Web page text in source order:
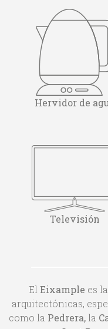
Hervidor de
Televisión
El Eixample es
arquitectónicas,
como la Pedrera,la